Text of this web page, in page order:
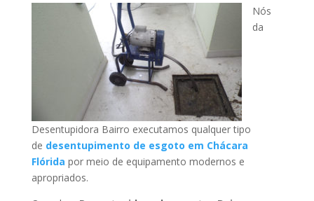
Nós
da
Desentupidora Bairro executamos qualquer tipo
de desentupimento de esgoto em Chácara
Flórida por meio de equipamento modernos e
apropriados.